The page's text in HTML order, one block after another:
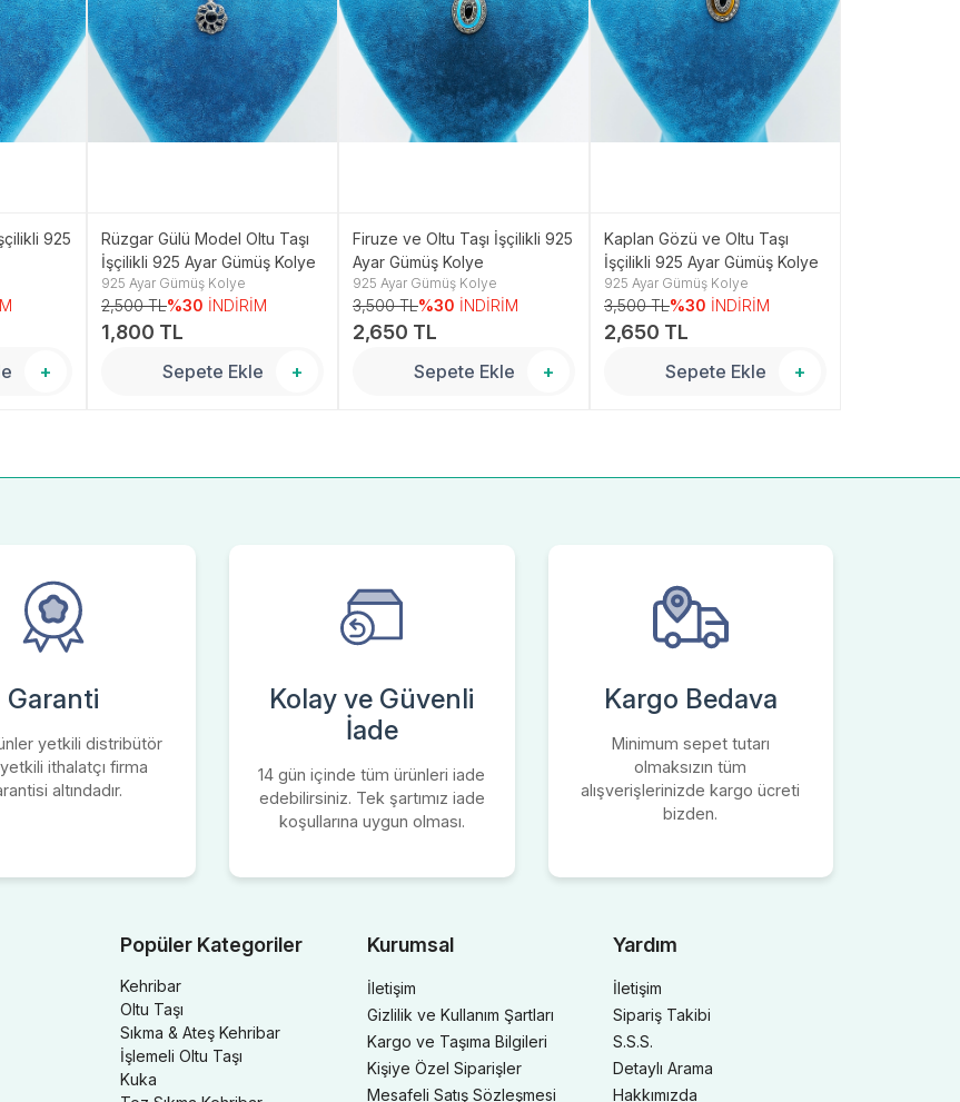
925
+
Rüzgar Gülü Model Oltu Taşı
İşçilikli 925 Ayar Gümüş Kolye
925 Ayar Gümüş Kolye
2,500 TL%30 İNDİRİM
1,800 TL
Sepete Ekle +
Firuze ve Oltu Taşı İşçilikli 925
Ayar Gümüş Kolye
925 Ayar Gümüş Kolye
3,500 TL%30 İNDİRİM
2,650 TL
Sepete Ekle +
Kaplan Gözü ve Oltu Taşı
İşçilikli 925 Ayar Gümüş Kolye
925 Ayar Gümüş Kolye
3,500 TL%30 İNDİRİM
2,650 TL
Sepete Ekle +
Garanti
yetkili distribütör
ithalatçı firma
altındadır.
Kolay ve Güvenli
İade
14 gün içinde tüm ürünleri iade
edebilirsiniz. Tek şartımız iade
koşullarına uygun olması.
Kargo Bedava
Minimum sepet tutarı
olmaksızın tüm
alışverişlerinizde kargo ücreti
bizden.
Popüler Kategoriler
Kehribar
Oltu Taşı
Sıkma & Ateş Kehribar
İşlemeli Oltu Taşı
Kuka
Kurumsal
İletişim
Gizlilik ve Kullanım Şartları
Kargo ve Taşıma Bilgileri
Kişiye Özel Siparişler
Mesafeli Satış Sözleşmesi
Yardım
İletişim
Sipariş Takibi
S.S.S.
Detaylı Arama
Hakkımızda